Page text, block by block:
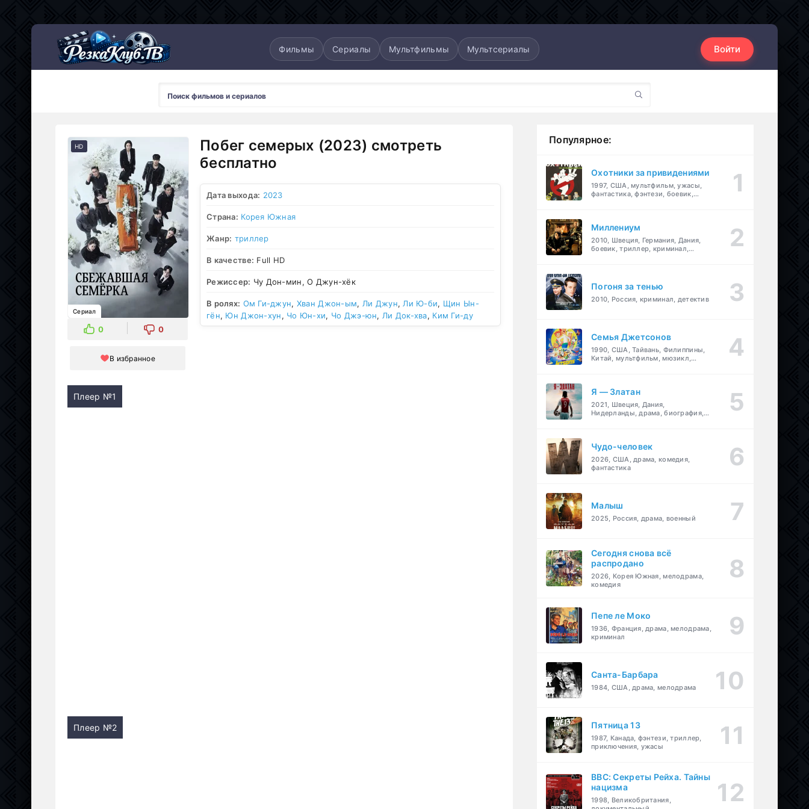
Фильмы Сериалы Мультфильмы Мультсериалы Войти
HD
Сериал
0 0
В избранное
Побег семерых (2023) смотреть
бесплатно
Дата выхода: 2023
Страна: Корея Южная
Жанр: триллер
В качестве: Full HD
Режиссер: Чу Дон-мин, О Джун-хёк
В ролях: Ом Ги-джун, Хван Джон-ым, Ли Джун, Ли Ю-би, Щин Ын-
гён, Юн Джон-хун, Чо Юн-хи, Чо Джэ-юн, Ли Док-хва, Ким Ги-ду
Плеер №1
Плеер №2
Популярное:
Охотники за привидениями
1997, США, мультфильм, ужасы,
фантастика, фэнтези, боевик,
Миллениум
2010, Швеция, Германия, Дания,
боевик, триллер, криминал,
Погоня за тенью
2010, Россия, криминал, детектив
Семья Джетсонов
1990, США, Тайвань, Филиппины,
Китай, мультфильм, мюзикл,
Я — Златан
2021, Швеция, Дания,
Нидерланды, драма, биография,
Чудо-человек
2026, США, драма, комедия,
фантастика
Малыш
2025, Россия, драма, военный
Сегодня снова всё
распродано
2026, Корея Южная, мелодрама,
комедия
Пепе ле Моко
1936, Франция, драма, мелодрама,
криминал
Санта-Барбара
1984, США, драма, мелодрама
Пятница 13
1987, Канада, фэнтези, триллер,
приключения, ужасы
BBC: Секреты Рейха. Тайны
нацизма
1998, Великобритания,
Мультсериалы